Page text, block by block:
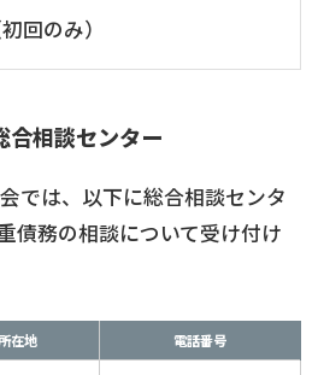
回のみ）
合相談センター
では、以下に総合相談センタ
債務の相談について受け付け
在地 電話番号